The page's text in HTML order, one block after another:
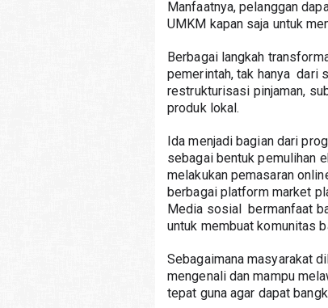
Manfaatnya, pelanggan
UMKM kapan saja untuk
Berbagai langkah
pemerintah, tak hanya  dari
restrukturisasi pinjaman,
produk lokal.
Ida menjadi bagian dari
sebagai bentuk pemulihan
melakukan pemasaran
berbagai platform market
Media sosial  bermanfaat
untuk membuat komunitas
Sebagaimana masyarakat
mengenali dan mampu
tepat guna agar dapat